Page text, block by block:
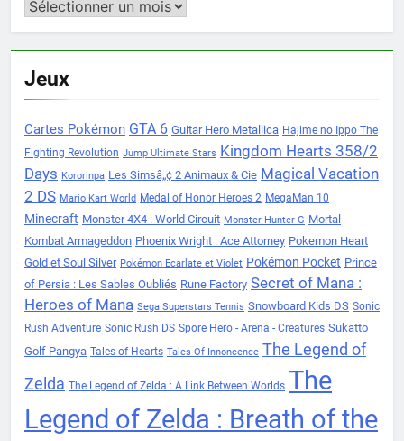
Archives
Jeux
Cartes Pokémon GTA 6 Guitar Hero Metallica Hajime no Ippo The
Fighting Revolution Jump Ultimate Stars Kingdom Hearts 358/2
Days Kororinpa Les Simsâ„¢ 2 Animaux & Cie Magical Vacation
2 DS Mario Kart World Medal of Honor Heroes 2 MegaMan 10
Minecraft Monster 4X4 : World Circuit Monster Hunter G Mortal
Kombat Armageddon Phoenix Wright : Ace Attorney Pokemon Heart
Gold et Soul Silver Pokémon Ecarlate et Violet Pokémon Pocket Prince
of Persia : Les Sables Oubliés Rune Factory Secret of Mana :
Heroes of Mana Sega Superstars Tennis Snowboard Kids DS Sonic
Rush Adventure Sonic Rush DS Spore Hero - Arena - Creatures Sukatto
Golf Pangya Tales of Hearts Tales Of Innoncence The Legend of
Zelda The Legend of Zelda : A Link Between Worlds The
Legend of Zelda : Breath of the